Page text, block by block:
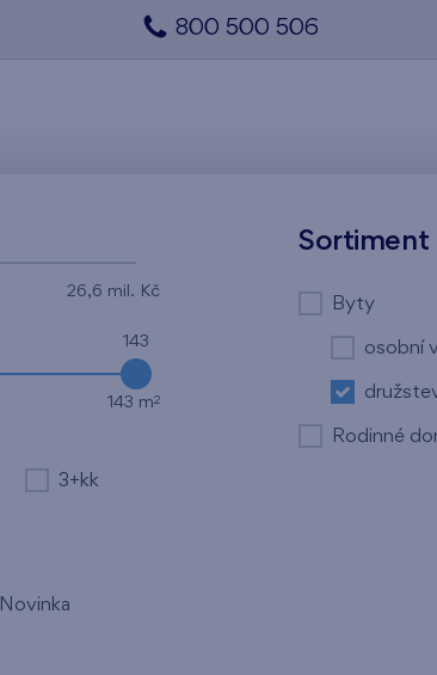
800 500 506
26,6 mil. Kč
143
143 m2
3+kk
Novinka
Sortiment
Byty
osobní
Rodinné